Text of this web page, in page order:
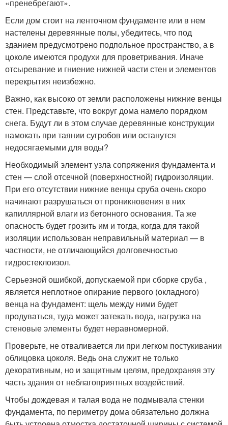
«пренебрегают».
Если дом стоит на ленточном фундаменте или в нем
настелены деревянные полы, убедитесь, что под
зданием предусмотрено подпольное пространство, а в
цоколе имеются продухи для проветривания. Иначе
отсыревание и гниение нижней части стен и элементов
перекрытия неизбежно.
Важно, как высоко от земли расположены нижние венцы
стен. Представьте, что вокруг дома намело порядком
снега. Будут ли в этом случае деревянные конструкции
намокать при таянии сугробов или останутся
недосягаемыми для воды?
Необходимый элемент узла сопряжения фундамента и
стен — слой отсечной (поверхностной) гидроизоляции.
При его отсутствии нижние венцы сруба очень скоро
начинают разрушаться от проникновения в них
капиллярной влаги из бетонного основания. Та же
опасность будет грозить им и тогда, когда для такой
изоляции использован неправильный материал — в
частности, не отличающийся долговечностью
гидростеклоизол.
Серьезной ошибкой, допускаемой при сборке сруба ,
является неплотное опирание первого (окладного)
венца на фундамент: щель между ними будет
продуваться, туда может затекать вода, нагрузка на
стеновые элементы будет неравномерной.
Проверьте, не отваливается ли при легком постукивании
облицовка цоколя. Ведь она служит не только
декоративным, но и защитным целям, предохраняя эту
часть здания от неблагоприятных воздействий.
Чтобы дождевая и талая вода не подмывала стенки
фундамента, по периметру дома обязательно должна